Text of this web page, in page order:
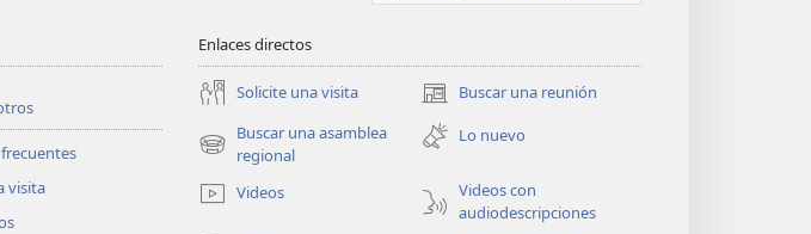
visita
Enlaces directos
Solicite una visita Buscar una reunión
(abre
una
nueva
Buscar una asamblea
regional
(abre
nueva
Lo nuevo
Videos
Videos con
audiodescripciones